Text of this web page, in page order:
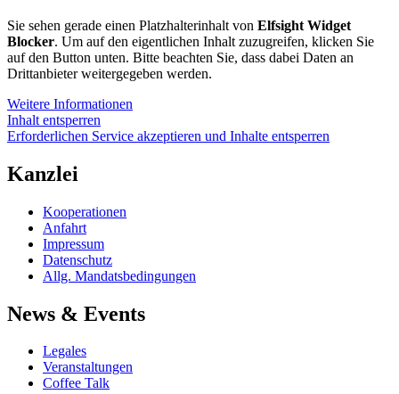
Sie sehen gerade einen Platzhalterinhalt von Elfsight Widget
Blocker. Um auf den eigentlichen Inhalt zuzugreifen, klicken Sie
auf den Button unten. Bitte beachten Sie, dass dabei Daten an
Drittanbieter weitergegeben werden.
Weitere Informationen
Inhalt entsperren
Erforderlichen Service akzeptieren und Inhalte entsperren
Kanzlei
Kooperationen
Anfahrt
Impressum
Datenschutz
Allg. Mandatsbedingungen
News & Events
Legales
Veranstaltungen
Coffee Talk